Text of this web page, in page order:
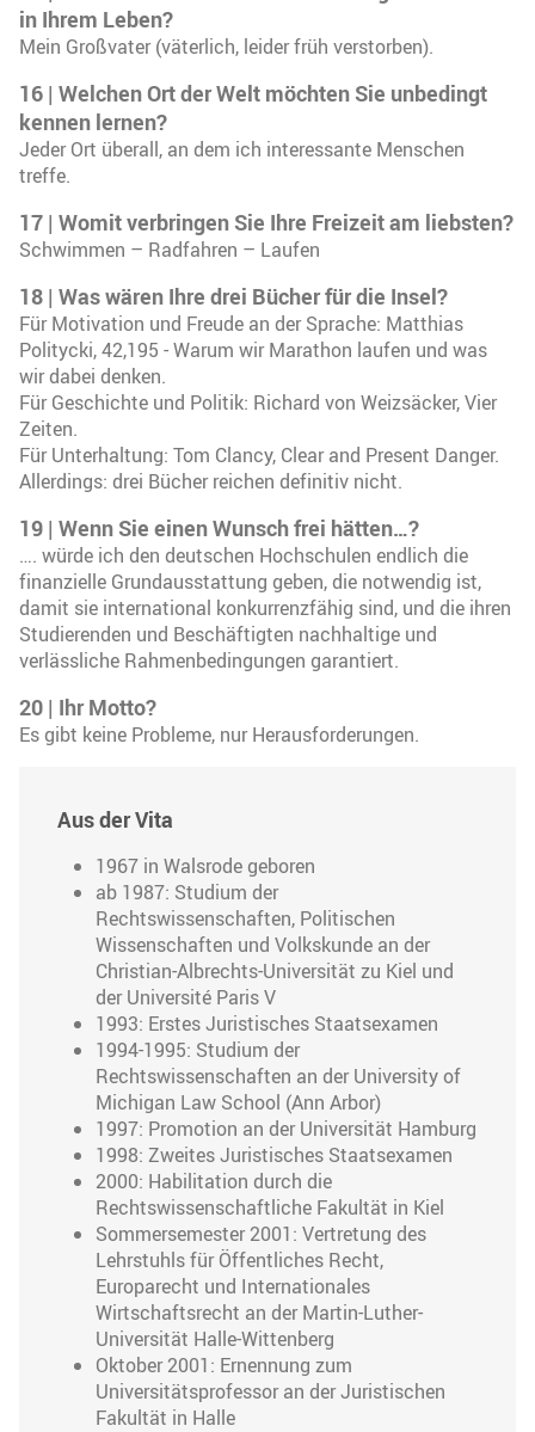
in Ihrem Leben?
Mein Großvater (väterlich, leider früh verstorben).
16 | Welchen Ort der Welt möchten Sie unbedingt
kennen lernen?
Jeder Ort überall, an dem ich interessante Menschen
treffe.
17 | Womit verbringen Sie Ihre Freizeit am liebsten?
Schwimmen – Radfahren – Laufen
18 | Was wären Ihre drei Bücher für die Insel?
Für Motivation und Freude an der Sprache: Matthias
Politycki, 42,195 - Warum wir Marathon laufen und was
wir dabei denken.
Für Geschichte und Politik: Richard von Weizsäcker, Vier
Zeiten.
Für Unterhaltung: Tom Clancy, Clear and Present Danger.
Allerdings: drei Bücher reichen definitiv nicht.
19 | Wenn Sie einen Wunsch frei hätten…?
…. würde ich den deutschen Hochschulen endlich die
finanzielle Grundausstattung geben, die notwendig ist,
damit sie international konkurrenzfähig sind, und die ihren
Studierenden und Beschäftigten nachhaltige und
verlässliche Rahmenbedingungen garantiert.
20 | Ihr Motto?
Es gibt keine Probleme, nur Herausforderungen.
Aus der Vita
1967 in Walsrode geboren
ab 1987: Studium der
Rechtswissenschaften, Politischen
Wissenschaften und Volkskunde an der
Christian-Albrechts-Universität zu Kiel und
der Université Paris V
1993: Erstes Juristisches Staatsexamen
1994-1995: Studium der
Rechtswissenschaften an der University of
Michigan Law School (Ann Arbor)
1997: Promotion an der Universität Hamburg
1998: Zweites Juristisches Staatsexamen
2000: Habilitation durch die
Rechtswissenschaftliche Fakultät in Kiel
Sommersemester 2001: Vertretung des
Lehrstuhls für Öffentliches Recht,
Europarecht und Internationales
Wirtschaftsrecht an der Martin-Luther-
Universität Halle-Wittenberg
Oktober 2001: Ernennung zum
Universitätsprofessor an der Juristischen
Fakultät in Halle